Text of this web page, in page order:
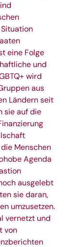
eine Folge
und
wird
aus
Ländern seit
sie auf die
Menschen
Agenda
ausgelebt
sie daran,
umzusetzen.
vernetzt und
von